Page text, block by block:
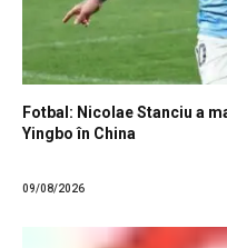
Fotbal: Nicolae Stanciu a
Yingbo în China
09/08/2026